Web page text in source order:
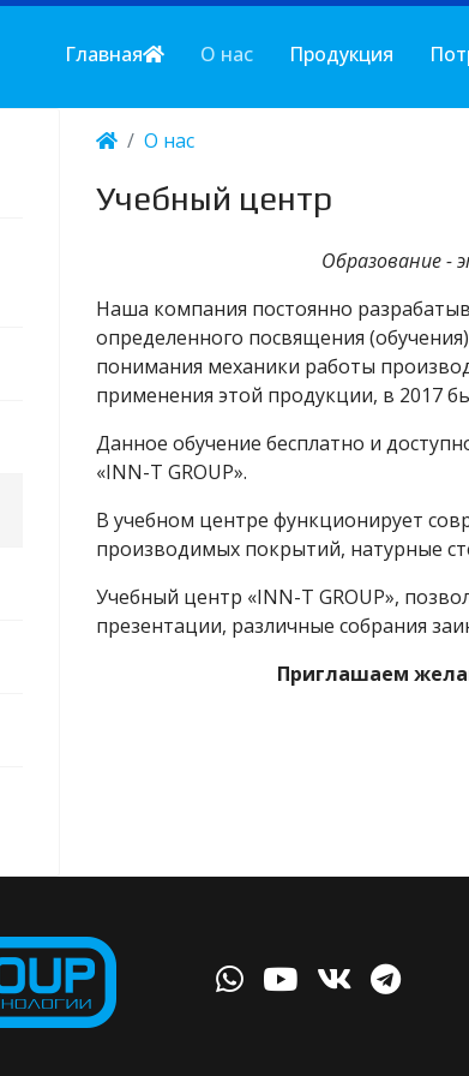
Главная О нас Продукция
О нас
Учебный центр
Образование -
Наша компания постоянно
определенного посвящения
понимания механики работы
применения этой продукции, в 2017
Данное обучение бесплатно и
«INN-T GROUP».
В учебном центре функционирует
производимых покрытий, натурные
Учебный центр «INN-T GROUP»,
презентации, различные собрания
Приглашаем